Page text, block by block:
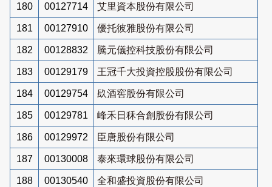
180 00127714 艾里資本股份有限公司
181 00127910 優托彼雅股份有限公司
182 00128832 騰元儀控科技股份有限公司
183 00129179 王冠千大投資控股股份有限公司
184 00129754 镹酒窖股份有限公司
185 00129781 峰禾日秝合創股份有限公司
186 00129972 臣唐股份有限公司
187 00130008 泰來環球股份有限公司
188 00130540 全和盛投資股份有限公司